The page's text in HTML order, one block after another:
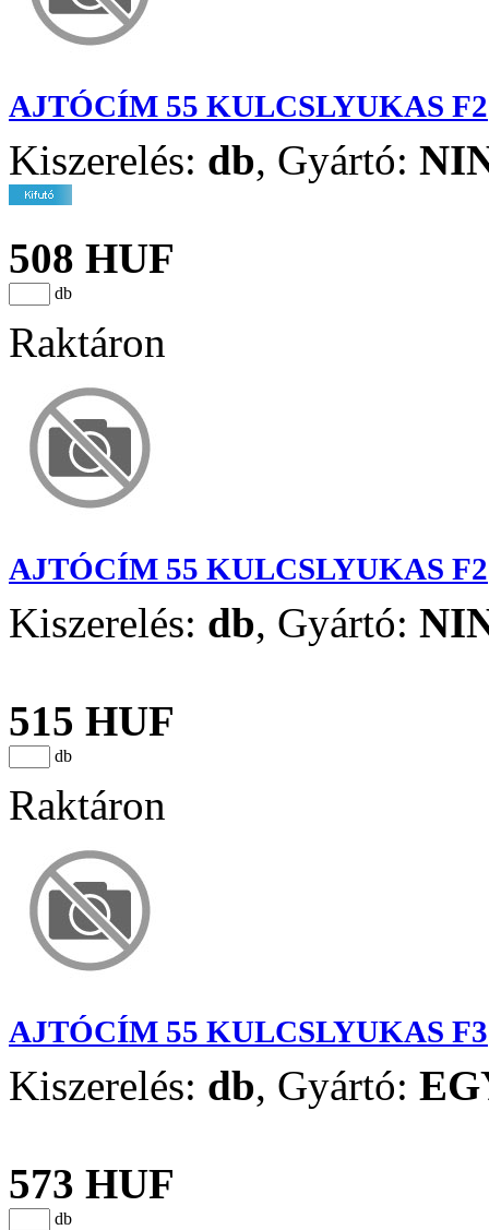
AJTÓCÍM 55 KULCSLYUKAS F2
Kiszerelés: db, Gyártó:
508 HUF
db
Raktáron
AJTÓCÍM 55 KULCSLYUKAS F2
Kiszerelés: db, Gyártó:
515 HUF
db
Raktáron
AJTÓCÍM 55 KULCSLYUKAS F3
Kiszerelés: db, Gyártó:
573 HUF
db